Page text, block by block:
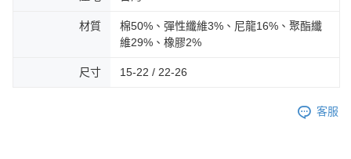
材質
棉50%、彈性纖維3%、尼龍16%、聚酯纖
維29%、橡膠2%
尺寸 15-22 / 22-26
客服